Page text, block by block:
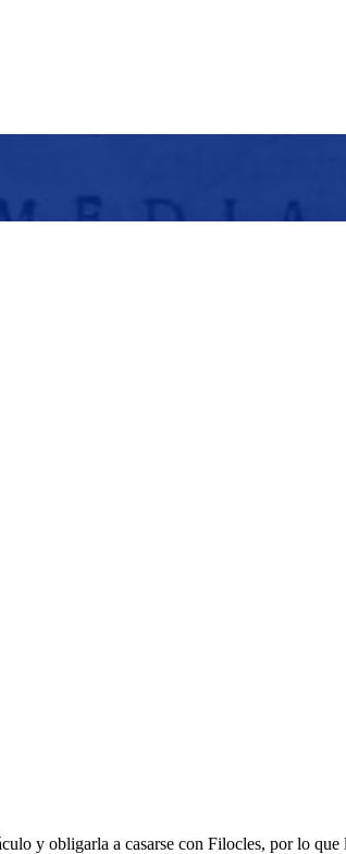
y obligarla a casarse con Filocles, por lo